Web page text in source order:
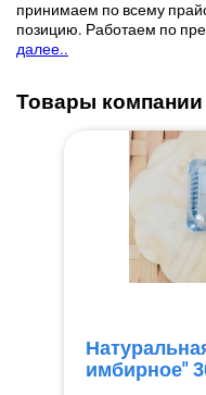
принимаем по всему
позицию. Работаем по
далее..
Товары компании
имбирное"